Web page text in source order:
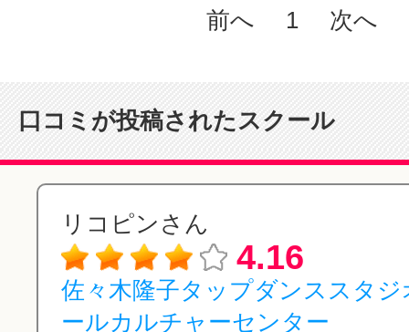
前へ 1 次へ
口コミが投稿されたスクール
リコピンさん
4.16
佐々木隆子タップダンススタ
ールカルチャーセンター